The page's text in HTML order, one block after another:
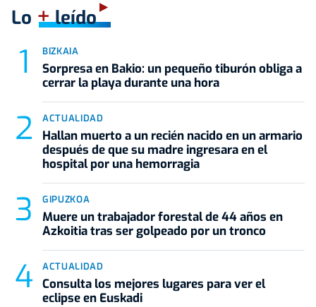
Lo +leído
BIZKAIA
Sorpresa en Bakio: un pequeño tiburón obliga a
cerrar la playa durante una hora
ACTUALIDAD
Hallan muerto a un recién nacido en un armario
después de que su madre ingresara en el
hospital por una hemorragia
GIPUZKOA
Muere un trabajador forestal de 44 años en
Azkoitia tras ser golpeado por un tronco
ACTUALIDAD
Consulta los mejores lugares para ver el
eclipse en Euskadi